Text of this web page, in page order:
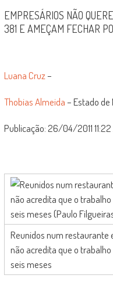
EMPRESÁRIOS NÃO
381 E AMEÇAM FECHAR
Luana Cruz–
Thobias Almeida– Estado de
Publicação: 26/04/2011
Reunidos num restaurante
não acredita que o
seis meses